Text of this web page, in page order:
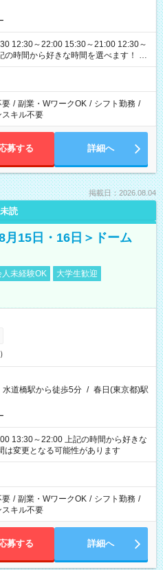
12:30～22:00 15:30～21:00 12:30～
があります
要 / 副業・WワークOK / シフト勤務 /
スキル不要
募する 詳細へ
掲載日：2026.08.04
未読
月15日・16日＞ドーム
人未経験OK
大学生歓迎
水道橋駅から徒歩5分 / 春日(東京都)駅
上記の時間から好きな
変更となる可能性があります
要 / 副業・WワークOK / シフト勤務 /
スキル不要
募する 詳細へ